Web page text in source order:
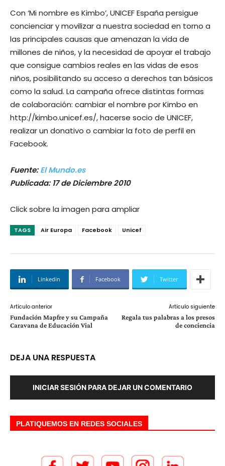
Con ‘Mi nombre es Kimbo’, UNICEF España persigue
concienciar y movilizar a nuestra sociedad en torno a
las principales causas que amenazan la vida de
millones de niños, y la necesidad de apoyar el trabajo
que consigue cambios reales en las vidas de esos
niños, posibilitando su acceso a derechos tan básicos
como la salud. La campaña ofrece distintas formas
de colaboración: cambiar el nombre por Kimbo en
http://kimbo.unicef.es/, hacerse socio de UNICEF,
realizar un donativo o cambiar la foto de perfil en
Facebook.
Fuente:El Mundo.es
Publicada: 17 de Diciembre 2010
Click sobre la imagen para ampliar
TAGS Air Europa Facebook Unicef
Linkedin Facebook Twitter
Artículo anterior
Fundación Mapfre y su Campaña
Caravana de Educación Vial
Artículo siguiente
Regala tus palabras a los presos
de conciencia
DEJA UNA RESPUESTA
INICIAR SESIÓN PARA DEJAR UN COMENTARIO
PLATIQUEMOS EN REDES SOCIALES